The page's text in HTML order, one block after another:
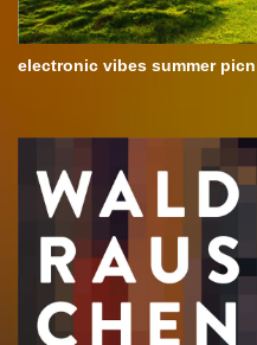
electronic vibes summer